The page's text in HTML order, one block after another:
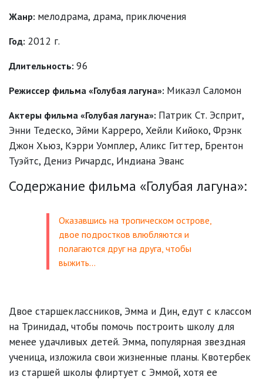
Жанр: мелодрама, драма, приключения
Год: 2012 г.
Длительность: 96
Режиссер фильма «Голубая лагуна»: Микаэл Саломон
Актеры фильма «Голубая лагуна»: Патрик Ст. Эсприт,
Энни Тедеско, Эйми Карреро, Хейли Кийоко, Фрэнк
Джон Хьюз, Кэрри Уомплер, Аликс Гиттер, Брентон
Туэйтс, Дениз Ричардс, Индиана Эванс
Содержание фильма «Голубая лагуна»:
Оказавшись на тропическом острове,
двое подростков влюбляются и
полагаются друг на друга, чтобы
выжить…
Двое старшеклассников, Эмма и Дин, едут с классом
на Тринидад, чтобы помочь построить школу для
менее удачливых детей. Эмма, популярная звездная
ученица, изложила свои жизненные планы. Квотербек
из старшей школы флиртует с Эммой, хотя ее